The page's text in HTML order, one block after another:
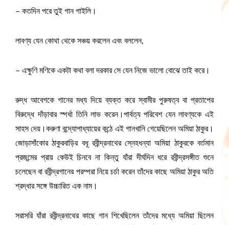
– কতদিন পরে তুই গান গাইলি।
লাবণ্য যেন কোথা থেকে সঞ্চয় করলেন এবং বললেন,
– এক্ষুণি মণিকে একটা কথা বলা দরকার সে যেন নিজে ভালো বোঝে তাই করে।
রুদ্ধ আবেগকে গানের মধ্য দিয়ে ব্যক্ত করে স্বামীর পুরুষত্ব বা প্রতাপের
বিরুদ্ধে দাঁড়াবার স্পর্ধা তিনি লাভ করেন।পার্বত্য পরিবেশ যেন লাবণ্যকে এই
সাহস দেয়।করুণা বন্দ্যোপাধ্যায়ের কন্ঠে এই গানখানি গেয়েছিলেন অমিয়া ঠাকুর।
জোড়াসাঁকোর ঠাকুরবাড়ির বধূ রবীন্দ্রনাথের স্নেহধন্যা অমিয়া ঠাকুরকে বর্তমান
প্রজন্মের প্রায় কেউই চিনবে না কিন্তু যাঁরা দীর্ঘদিন ধরে রবীন্দ্রসঙ্গীত শুনে
চলেছেন বা রবীন্দ্রগানের পরম্পরা নিয়ে চর্চা করেন তাঁদের কাছে অমিয়া ঠাকুর অতি
শ্রদ্ধার সঙ্গে উচ্চারিত এক নাম।
সরাসরি যাঁরা রবীন্দ্রনাথের কাছে গান শিখেছিলেন তাঁদের মধ্যে অমিয়া ছিলেন